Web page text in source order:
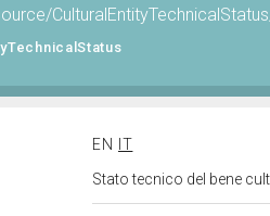
EN
IT
Stato tecnico del bene